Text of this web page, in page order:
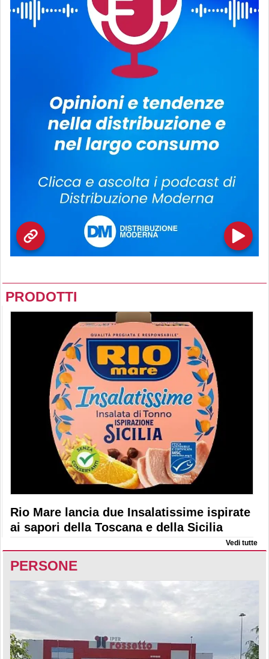
PRODOTTI
Rio Mare lancia due Insalatissime ispirate
ai sapori della Toscana e della Sicilia
Vedi tutte
PERSONE